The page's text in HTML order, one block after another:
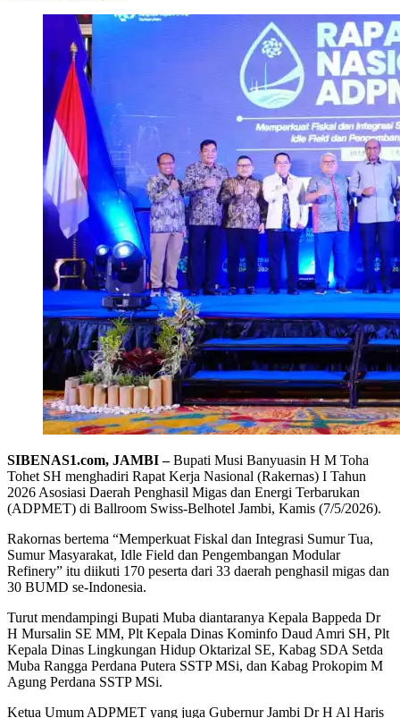
SIBENAS1.com, JAMBI –Bupati Musi Banyuasin H M Toha
Tohet SH menghadiri Rapat Kerja Nasional (Rakernas) I Tahun
2026 Asosiasi Daerah Penghasil Migas dan Energi Terbarukan
(ADPMET) di Ballroom Swiss-Belhotel Jambi, Kamis (7/5/2026).
Rakornas bertema “Memperkuat Fiskal dan Integrasi Sumur Tua,
Sumur Masyarakat, Idle Field dan Pengembangan Modular
Refinery” itu diikuti 170 peserta dari 33 daerah penghasil migas dan
30 BUMD se-Indonesia.
Turut mendampingi Bupati Muba diantaranya Kepala Bappeda Dr
H Mursalin SE MM, Plt Kepala Dinas Kominfo Daud Amri SH, Plt
Kepala Dinas Lingkungan Hidup Oktarizal SE, Kabag SDA Setda
Muba Rangga Perdana Putera SSTP MSi, dan Kabag Prokopim M
Agung Perdana SSTP MSi.
Ketua Umum ADPMET yang juga Gubernur Jambi Dr H Al Haris